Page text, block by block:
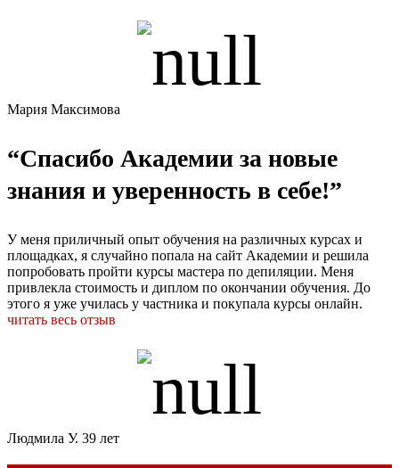
Мария Максимова
“Спасибо Академии за новые
знания и уверенность в себе!”
У меня приличный опыт обучения на различных курсах и
площадках, я случайно попала на сайт Академии и решила
попробовать пройти курсы мастера по депиляции. Меня
привлекла стоимость и диплом по окончании обучения. До
этого я уже училась у частника и покупала курсы онлайн.
читать весь отзыв
Людмила У. 39 лет